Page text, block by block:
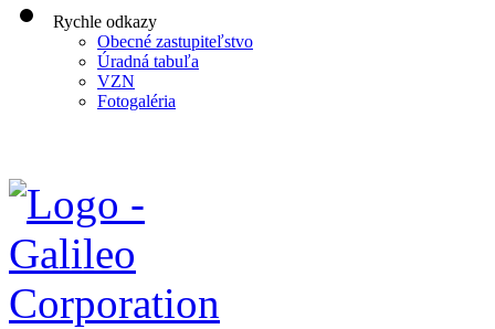
Rychle odkazy
Obecné zastupiteľstvo
Úradná tabuľa
VZN
Fotogaléria